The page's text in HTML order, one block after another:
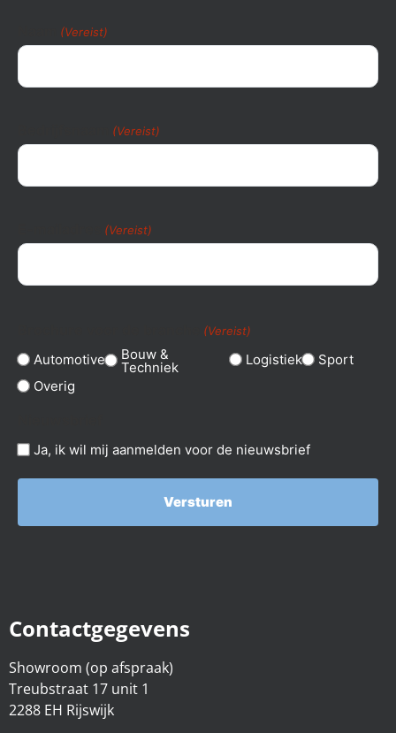
(Vereist)
(Vereist)
(Vereist)
(Vereist)
Automotive Bouw &
Techniek Logistiek
Sport
Overig
Ja, ik wil mij aanmelden voor de nieuwsbrief
Contactgegevens
Showroom (op afspraak)
Treubstraat 17 unit 1
2288 EH Rijswijk